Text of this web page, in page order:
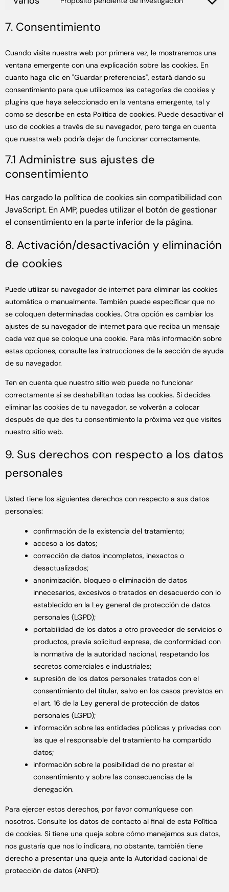
7. Consentimiento
Cuando visite nuestra web por primera vez, le mostraremos una
ventana emergente con una explicación sobre las cookies. En
cuanto haga clic en "Guardar preferencias", estará dando su
consentimiento para que utilicemos las categorías de cookies y
plugins que haya seleccionado en la ventana emergente, tal y
como se describe en esta Política de cookies. Puede desactivar el
uso de cookies a través de su navegador, pero tenga en cuenta
que nuestra web podría dejar de funcionar correctamente.
7.1 Administre sus ajustes de
consentimiento
Has cargado la política de cookies sin compatibilidad con
JavaScript. En AMP, puedes utilizar el botón de gestionar
el consentimiento en la parte inferior de la página.
8. Activación/desactivación y eliminación
de cookies
Puede utilizar su navegador de internet para eliminar las cookies
automática o manualmente. También puede especificar que no
se coloquen determinadas cookies. Otra opción es cambiar los
ajustes de su navegador de internet para que reciba un mensaje
cada vez que se coloque una cookie. Para más información sobre
estas opciones, consulte las instrucciones de la sección de ayuda
de su navegador.
Ten en cuenta que nuestro sitio web puede no funcionar
correctamente si se deshabilitan todas las cookies. Si decides
eliminar las cookies de tu navegador, se volverán a colocar
después de que des tu consentimiento la próxima vez que visites
nuestro sitio web.
9. Sus derechos con respecto a los datos
personales
Usted tiene los siguientes derechos con respecto a sus datos
personales:
confirmación de la existencia del tratamiento;
acceso a los datos;
corrección de datos incompletos, inexactos o
desactualizados;
anonimización, bloqueo o eliminación de datos
innecesarios, excesivos o tratados en desacuerdo con lo
establecido en la Ley general de protección de datos
personales (LGPD);
portabilidad de los datos a otro proveedor de servicios o
productos, previa solicitud expresa, de conformidad con
la normativa de la autoridad nacional, respetando los
secretos comerciales e industriales;
supresión de los datos personales tratados con el
consentimiento del titular, salvo en los casos previstos en
el art. 16 de la Ley general de protección de datos
personales (LGPD);
información sobre las entidades públicas y privadas con
las que el responsable del tratamiento ha compartido
datos;
información sobre la posibilidad de no prestar el
consentimiento y sobre las consecuencias de la
denegación.
Para ejercer estos derechos, por favor comuníquese con
nosotros. Consulte los datos de contacto al final de esta Política
de cookies. Si tiene una queja sobre cómo manejamos sus datos,
nos gustaría que nos lo indicara, no obstante, también tiene
derecho a presentar una queja ante la Autoridad cacional de
protección de datos (ANPD):